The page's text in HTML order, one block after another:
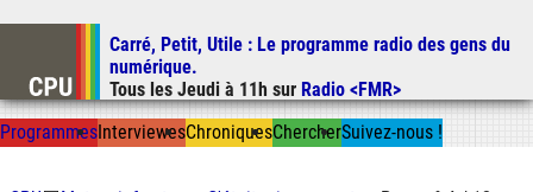
Aller au contenu
Aller à la recherche
Carré, Petit, Utile : Le programme radio des gens du
numérique.
Tous les Jeudi à 11h sur Radio <FMR>
ProgrammesInterviewesChroniquesChercherSuivez-nous !